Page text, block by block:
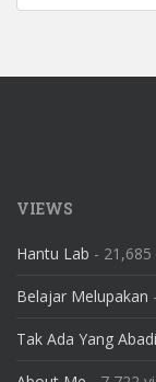
VIEWS
Hantu Lab - 21,685
Belajar Melupakan
Tak Ada Yang